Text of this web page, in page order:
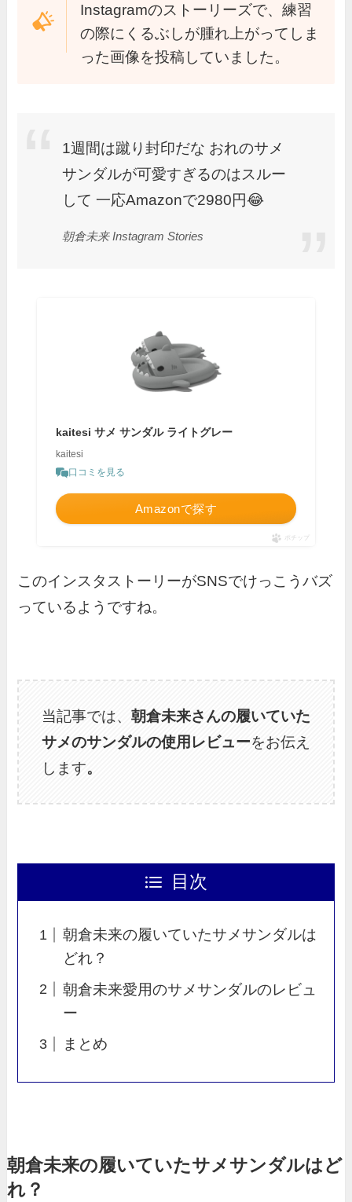
Instagramのストーリーズで、練習
の際にくるぶしが腫れ上がってしま
った画像を投稿していました。
1週間は蹴り封印だな おれのサメ
サンダルが可愛すぎるのはスルー
して 一応Amazonで2980円😂
朝倉未来 Instagram Stories
kaitesi サメ サンダル ライトグレー
kaitesi
口コミを見る
Amazonで探す
ポチップ
このインスタストーリーがSNSでけっこうバズ
っているようですね。
当記事では、 朝倉未来さんの履いていた
サメのサンダルの使用レビューをお伝え
します。
目次
朝倉未来の履いていたサメサンダルは
どれ？
朝倉未来愛用のサメサンダルのレビュ
ー
まとめ
朝倉未来の履いていたサメサンダルはど
れ？